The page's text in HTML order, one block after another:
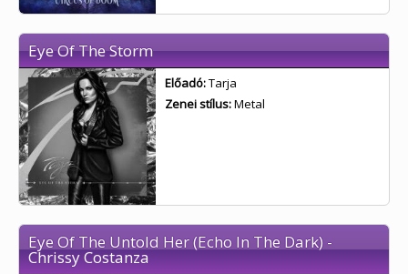
Eye Of The Storm
Előadó:Tarja
Zenei stílus:Metal
Eye Of The Untold Her (Echo In The Dark) -
Chrissy Costanza